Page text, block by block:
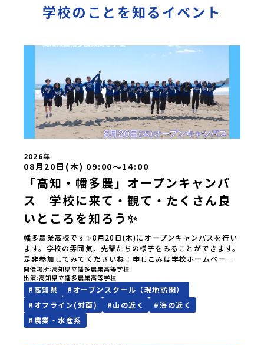
学校のことを知るイベント
2026年
08月20日(木) 09:00〜14:00
「高知・幡多農」オープンキャンパ
ス 学校に来て・観て・たくさん良
いところを知ろう✨
幡多農業高校です✨8月20日(木)にオープンキャンパスを行い
ます。学校の雰囲気、先輩たちの様子をみることができます。
是非参加してみてくださいね！申しこみは学校ホームページ
「県外の中学生へ」ページにある応募フォームより申込みく
ださい。※申込締切⇨8月4日(木)たくさんのご応募お待ちし
ています😄その他リンク◎はたのうインスタ
開催場所 高知県立幡多農業高等学校
出演 高知県立幡多農業高等学校
#高知県 #オープンスクール（現地訪問）
#オフライン(対面) #山の近く #海の近く
# 農業・水産系